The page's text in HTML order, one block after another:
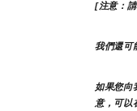
[注意：
我們還可
如果您向
意，可以